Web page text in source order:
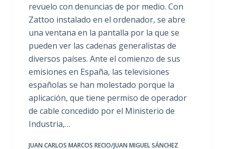
revuelo con denuncias de por medio. Con
Zattoo instalado en el ordenador, se abre
una ventana en la pantalla por la que se
pueden ver las cadenas generalistas de
diversos países. Ante el comienzo de sus
emisiones en España, las televisiones
españolas se han molestado porque la
aplicación, que tiene permiso de operador
de cable concedido por el Ministerio de
Industria,…
JUAN CARLOS MARCOS RECIO/JUAN MIGUEL SÁNCHEZ